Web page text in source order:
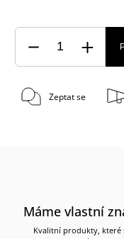
Zeptat se
Máme vlastní
Kvalitní produkty, které